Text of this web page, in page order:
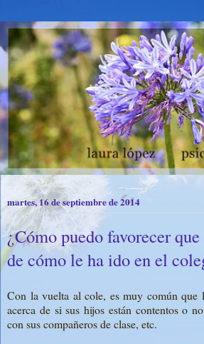
martes, 16 de septiembre de 2014
¿Cómo puedo favorecer
de cómo le ha ido en el
Con la vuelta al cole, es muy común que
acerca de si sus hijos están contentos o
con sus compañeros de clase, etc.